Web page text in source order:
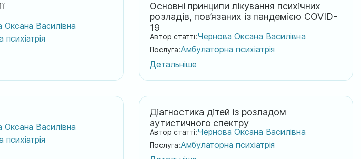
Оксана Василівна
Основні принципи лікування психічних
розладів, пов’язаних із пандемією COVID-
19
Автор статті:Чернова Оксана Василівна
Послуга:Амбулаторна психіатрія
Детальніше
Оксана Василівна
Діагностика дітей із розладом
аутистичного спектру
Автор статті:Чернова Оксана Василівна
Послуга:Амбулаторна психіатрія